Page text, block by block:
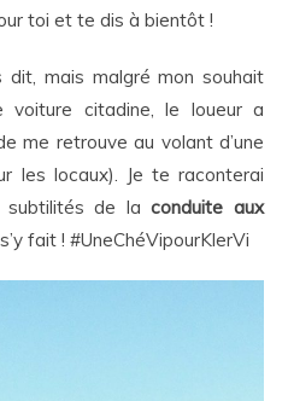
toi et te dis à bientôt !
dit, mais malgré mon souhait
citadine, le loueur a
me retrouve au volant d’une
les locaux). Je te raconterai
subtilités de laconduite aux
fait ! #UneChéVipourKlerVi